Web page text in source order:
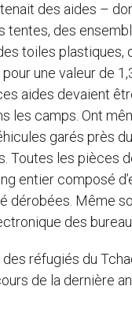
des aides –
tentes, des
toiles plastiques,
une valeur de
aides devaient
les camps. Ont
garés près
Toutes les pièces
entier composé
dérobées. Même
des
réfugiés du
de la dernière